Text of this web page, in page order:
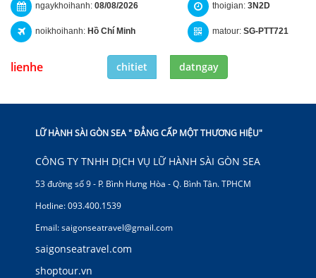
ngaykhoihanh: 08/08/2026
noikhoihanh: Hồ Chí Minh
thoigian: 3N2D
matour: SG-PTT721
lienhe chitiet datngay
LỮ HÀNH SÀI GÒN SEA " ĐẲNG CẤP MỘT THƯƠNG HIỆU"
CÔNG TY TNHH DỊCH VỤ LỮ HÀNH SÀI GÒN SEA
53 đường số 9 - P. Bình Hưng Hòa - Q. Bình Tân. TPHCM
Hotline: 093.400.1539
Email: saigonseatravel@gmail.com
saigonseatravel.com
shoptour.vn